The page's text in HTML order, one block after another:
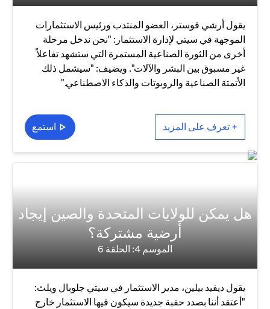
يقول أرشي فوستر، العضو المنتدب ورئيس الاستثمارات
الموجهة في سيتي لإدارة الاستثمار: "نحن ندخل مرحلة
أخرى من الثورة الصناعية المستمرة التي ستشهد تفاعلاً
غير مسبوق بين البشر والآلات". ويضيف: "سيشمل ذلك
الأتمتة الصناعية والروبوتات والذكاء الاصطناعي."
+ تعرف على المزيد استمع
هل يمكن للولايات المتحدة والصين إيجاد
أرضية مشتركة؟
الموسم 4: الحلقة 6
يقول ديفيد بيلين، مدير الاستثمار في سيتي جلوبال ويلث:
"أعتقد أننا بصدد حقبة جديدة سيكون فيها الاستثمار خارج